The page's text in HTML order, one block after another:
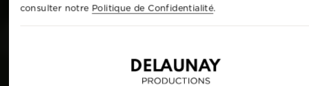
consulter notre Politique de Confidentialité.